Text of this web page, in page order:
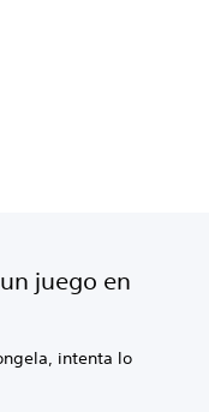
juego en
intenta lo